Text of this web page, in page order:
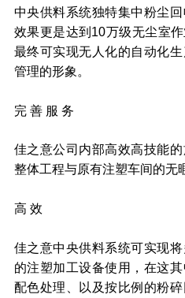
中央供料系统独特集中粉尘
效果更是达到10万级无尘室
最终可实现无人化的自动化
管理的形象。
完 善 服 务
佳之意公司内部高效高技能
整体工程与原有注塑车间的无
高 效
佳之意中央供料系统可实现
的注塑加工设备使用，在这
配色处理、以及按比例的粉